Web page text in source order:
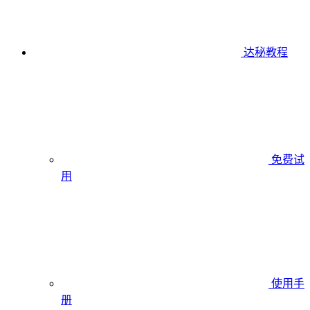
达秘教程
免费试
用
使用手
册